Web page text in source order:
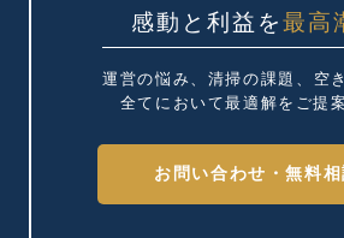
感動と利益を最高
運営の悩み、清掃の課題、 空
全てにおいて最適解を ご提
お問い合わせ・無料相